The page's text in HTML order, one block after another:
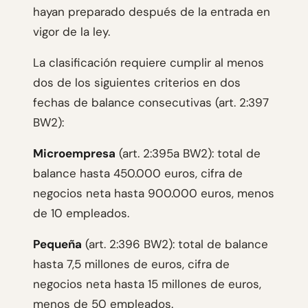
hayan preparado después de la entrada en
vigor de la ley.
La clasificación requiere cumplir al menos
dos de los siguientes criterios en dos
fechas de balance consecutivas (art. 2:397
BW2):
Microempresa (art. 2:395a BW2): total de
balance hasta 450.000 euros, cifra de
negocios neta hasta 900.000 euros, menos
de 10 empleados.
Pequeña (art. 2:396 BW2): total de balance
hasta 7,5 millones de euros, cifra de
negocios neta hasta 15 millones de euros,
menos de 50 empleados.